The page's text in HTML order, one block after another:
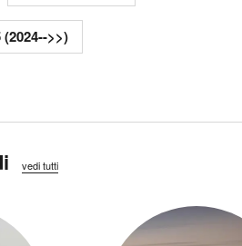
>>)
vedi tutti